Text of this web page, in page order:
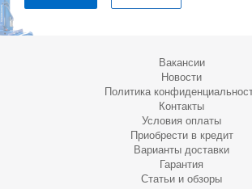
Вакансии
Новости
Политика
Контакты
Условия оплаты
Приобрести в кредит
Варианты доставки
Гарантия
Статьи и обзоры